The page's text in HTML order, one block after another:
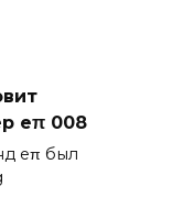
eπ 008
eπ был